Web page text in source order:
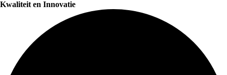
Kwaliteit en Innovatie